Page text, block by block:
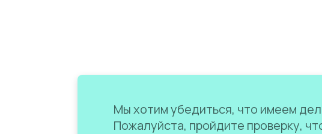
Мы хотим убедиться, что имеем
Пожалуйста, пройдите проверку,